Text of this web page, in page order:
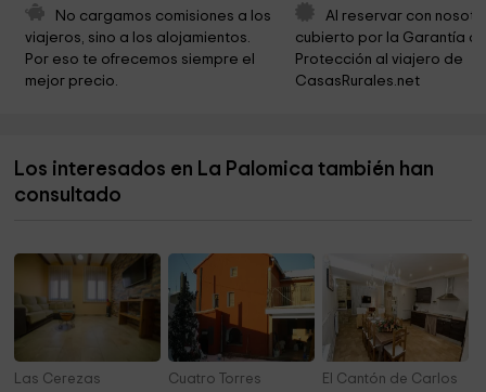
CONSORCIO AEROPUERTO DE TERUEL
Parroquia de Nuestra Señora de la Asunción
Ayuntamiento de Villarquemado 7,6 km
Iglesia de Caudé 9,5 km
No cargamos comisiones a los
viajeros, sino a los alojamientos.
Por eso te ofrecemos siempre el
mejor precio.
Al reservar con
cubierto por la Garantía
Protección al viajero de
CasasRurales.net
Los interesados en La Palomica también han
consultado
Las Cerezas Cuatro Torres El Cantón de Carlos